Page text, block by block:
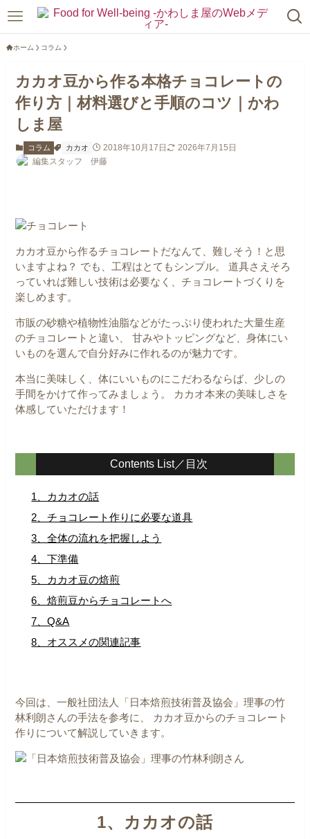
ホーム コラム
カカオ豆から作る本格チョコレートの
作り方｜材料選びと手順のコツ｜かわ
しま屋
コラム カカオ 2018年10月17日
2026年7月15日
編集スタッフ 伊藤
カカオ豆から作るチョコレートだなんて、難しそう！と思
いますよね？ でも、工程はとてもシンプル。
道具さえそろ
っていれば難しい技術は必要なく、チョコレートづくりを
楽しめます。
市販の砂糖や植物性油脂などがたっぷり使われた大量生産
のチョコレートと違い、
甘みやトッピングなど、身体にい
いものを選んで自分好みに作れるのが魅力です。
本当に美味しく、体にいいものにこだわるならば、少しの
手間をかけて作ってみましょう。
カカオ本来の美味しさを
体感していただけます！
Contents List／目次
1、カカオの話
2、チョコレート作りに必要な道具
3、全体の流れを把握しよう
4、下準備
5、カカオ豆の焙煎
6、焙煎豆からチョコレートへ
7、Q&A
8、オススメの関連記事
今回は、一般社団法人「日本焙煎技術普及協会」理事の竹
林利朗さんの手法を参考に、
カカオ豆からのチョコレート
作りについて解説していきます。
1、カカオの話